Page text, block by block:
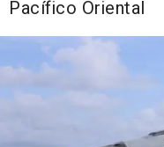
Pacífico Oriental